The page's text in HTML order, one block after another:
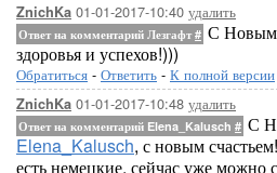
ZnichKa 01-01-2017-10:40 удалить
Ответ на комментарий Лезгафт# С Новым
здоровья и успехов!)))
Обратиться - Ответить - К полной версии
ZnichKa 01-01-2017-10:48 удалить
Ответ на комментарий Elena_Kalusch # С
Elena_Kalusch, с новым
есть немецкие, сейчас уже можно